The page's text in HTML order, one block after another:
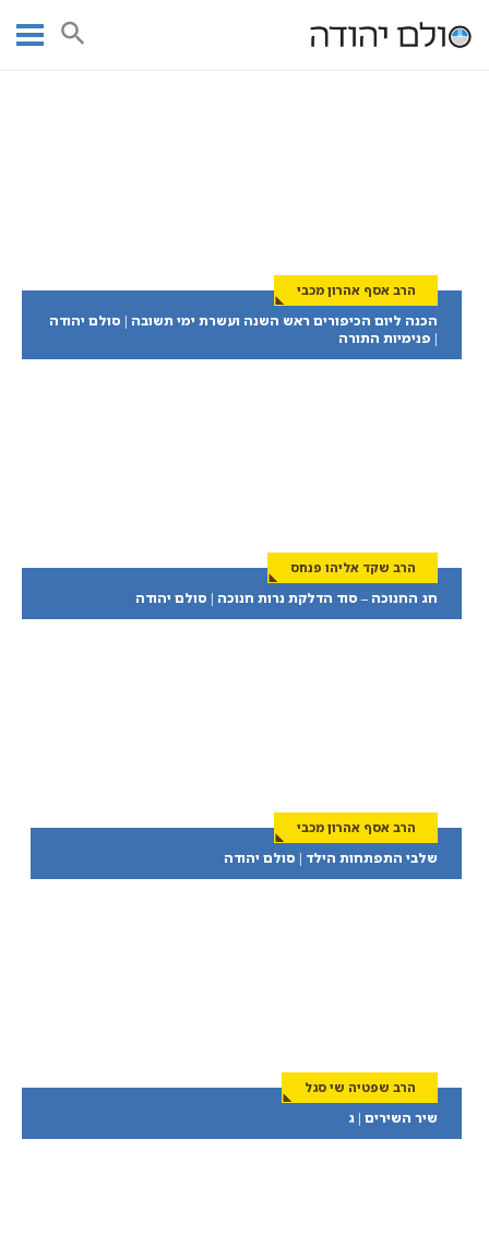
עמוד ראשי ארוך (עד 30 דקות)
הרב אסף אהרון מכבי
הכנה ליום הכיפורים ראש השנה ועשרת ימי תשובה | סולם יהודה
| פנימיות התורה
הרב שקד אליהו פנחס
חג החנוכה – סוד הדלקת נרות חנוכה | סולם יהודה
הרב אסף אהרון מכבי
שלבי התפתחות הילד | סולם יהודה
הרב שפטיה שי סגל
שיר השירים | ג